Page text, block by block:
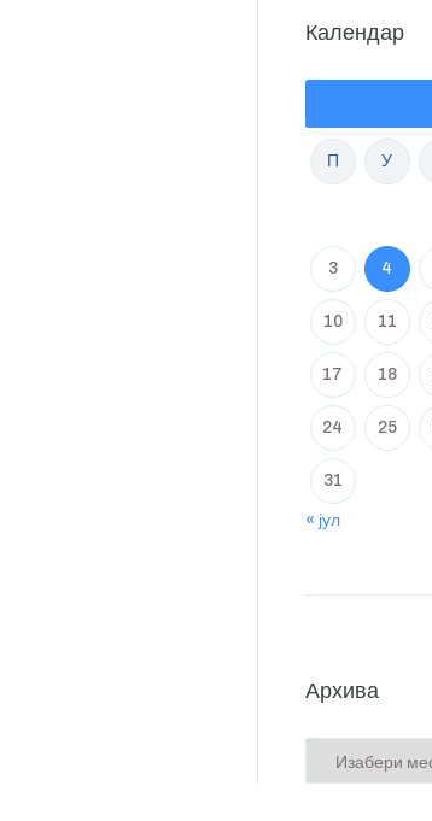
Календар
П У
3 4
10 11
17 18
24 25
31
« јул
Архива